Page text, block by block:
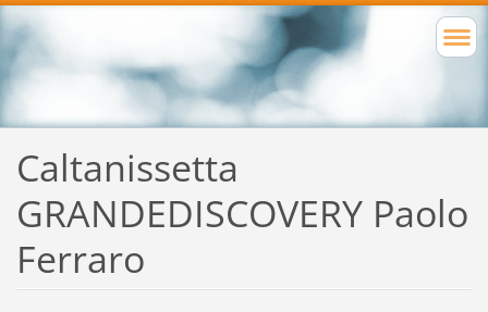
Caltanissetta
GRANDEDISCOVERY Paolo
Ferraro